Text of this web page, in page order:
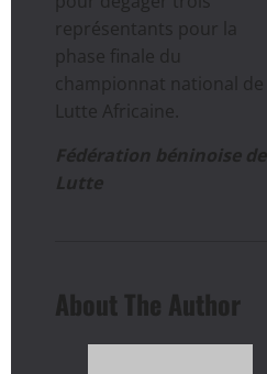
représentants pour la
phase finale du
championnat national de
Lutte Africaine.
Fédération béninoise de
Lutte
About The Author